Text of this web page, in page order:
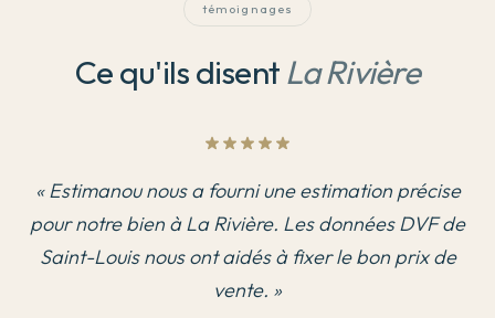
témoignages
Ce qu'ils disentLa Rivière
« Estimanou nous a fourni une estimation précise
pour notre bien à La Rivière. Les données DVF de
Saint-Louis nous ont aidés à fixer le bon prix de
vente. »